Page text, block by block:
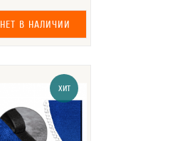
НЕТ В НАЛИЧИИ
ХИТ